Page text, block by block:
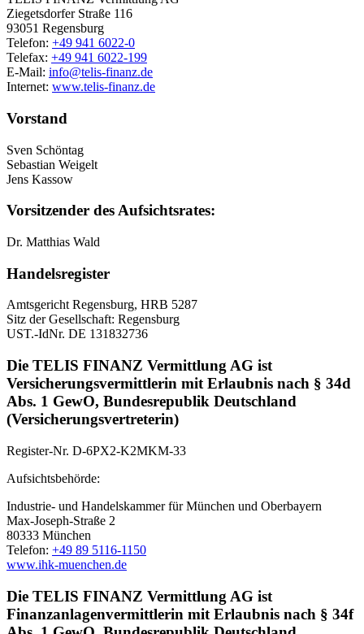
Ziegetsdorfer Straße 116
93051 Regensburg
Telefon: +49 941 6022-0
Telefax: +49 941 6022-199
E-Mail: info@telis-finanz.de
Internet: www.telis-finanz.de
Vorstand
Sven Schöntag
Sebastian Weigelt
Jens Kassow
Vorsitzender des Aufsichtsrates:
Dr. Matthias Wald
Handelsregister
Amtsgericht Regensburg, HRB 5287
Sitz der Gesellschaft: Regensburg
UST.-IdNr. DE 131832736
Die TELIS FINANZ Vermittlung AG ist
Versicherungsvermittlerin mit Erlaubnis nach § 34d
Abs. 1 GewO, Bundesrepublik Deutschland
(Versicherungsvertreterin)
Register-Nr. D-6PX2-K2MKM-33
Aufsichtsbehörde:
Industrie- und Handelskammer für München und Oberbayern
Max-Joseph-Straße 2
80333 München
Telefon: +49 89 5116-1150
www.ihk-muenchen.de
Die TELIS FINANZ Vermittlung AG ist
Finanzanlagenvermittlerin mit Erlaubnis nach § 34f